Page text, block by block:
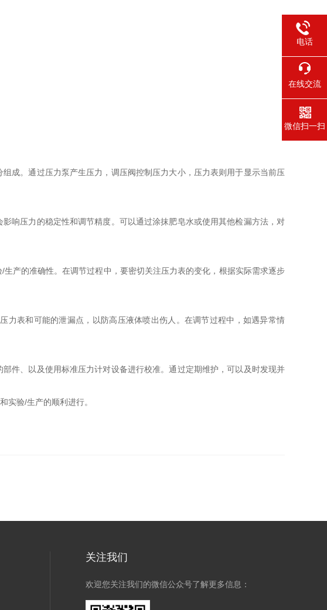
。通过压力泵产生压力，调压阀控制压力大小，压力表则用于显示当前压
压力的稳定性和调节精度。可以通过涂抹肥皂水或使用其他检漏方法，对
的准确性。在调节过程中，要密切关注压力表的变化，根据实际需求逐步
表和可能的泄漏点，以防高压液体喷出伤人。在调节过程中，如遇异常情
、以及使用标准压力计对设备进行校准。通过定期维护，可以及时发现并
验/生产的顺利进行。
关注我们
欢迎您关注我们的微信公众号了解更多信息：
电话
在线交流
微信扫一扫